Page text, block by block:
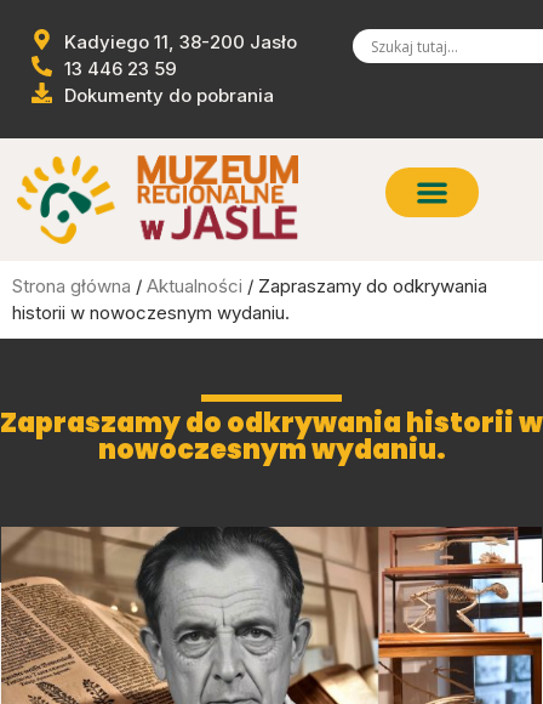
Kadyiego 11, 38-200 Jasło
13 446 23 59
Dokumenty do pobrania
Strona główna / Aktualności / Zapraszamy do odkrywania
historii w nowoczesnym wydaniu.
Zapraszamy do odkrywania historii w
nowoczesnym wydaniu.